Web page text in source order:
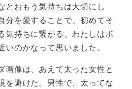
とおもう気持ちは大切にし
分を愛することで、初めてそ
気持ちに繋がる。わたしはボ
のかなって思いました。
画像は、あえて太った女性と
を避けた。男性で、太ってな